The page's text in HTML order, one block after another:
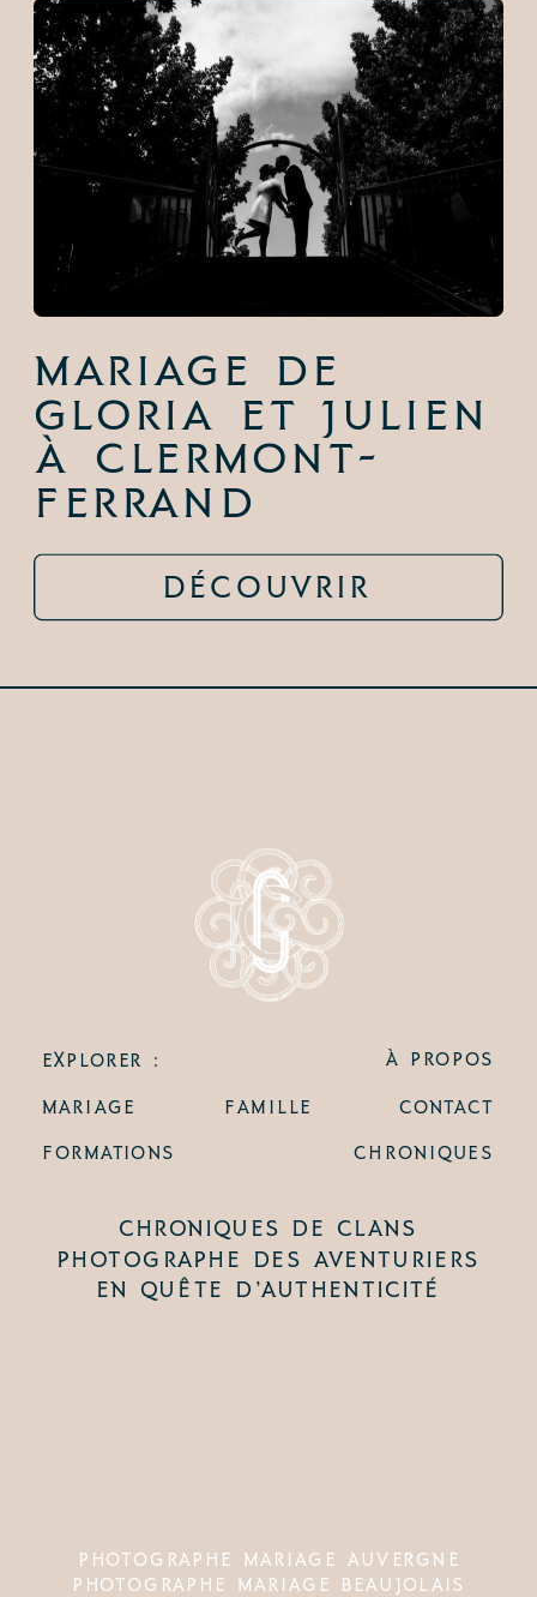
DÉCOUVRIR
Mariage de
Gloria et Julien
à Clermont-
Ferrand
CONTACT
PHOTOGRAPHE MARIAGE AUVERGNE
PHOTOGRAPHE MARIAGE BEAUJOLAIS
MARIAGE FAMILLE
FORMATIONS
À PROPOS
CHRONIQUES
EXPLORER :
CHRONIQUES DE CLANS
PHOTOGRAPHE DES AVENTURIERS
EN QUÊTE D’AUTHENTICITÉ